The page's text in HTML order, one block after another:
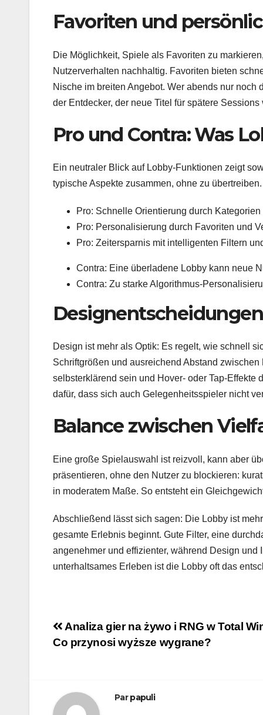
Favoriten und
Die Möglichkeit, Spiele als Favoriten zu
Nutzerverhalten nachhaltig. Favoriten bieten
Nische im breiten Angebot. Wer abends nur
der Entdecker, der neue Titel für spätere Sessions
Pro und Contra: Was
Ein neutraler Blick auf Lobby-Funktionen zeigt
typische Aspekte zusammen, ohne zu übertreiben.
Pro: Schnelle Orientierung durch Kategorien
Pro: Personalisierung durch Favoriten und
Pro: Zeitersparnis mit intelligenten Filtern
Contra: Eine überladene Lobby kann neue
Contra: Zu starke Algorithmus-
Design ist mehr als Optik: Es regelt, wie schnell
Schriftgrößen und ausreichend Abstand
selbsterklärend sein und Hover- oder Tap-
dafür, dass sich auch Gelegenheitsspieler nicht
Balance zwischen
Eine große Spielauswahl ist reizvoll, kann aber
präsentieren, ohne den Nutzer zu blockieren:
in moderatem Maße. So entsteht ein
Abschließend lässt sich sagen: Die Lobby ist
gesamte Erlebnis beginnt. Gute Filter, eine
angenehmer und effizienter, während Design und
unterhaltsames Erleben ist die Lobby oft das
Navigation
de
Analiza gier na żywo i RNG w Total
Co przynosi wyższe wygrane?
Parpapuli